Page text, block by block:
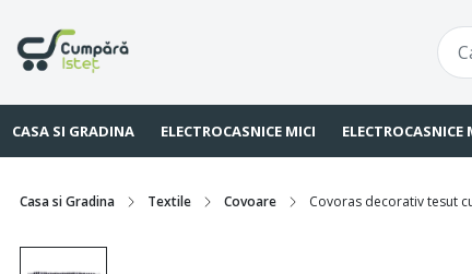
CASA SI GRADINA ELECTROCASNICE MICI ELECTROCASNICE
Casa si Gradina Textile Covoare Covoras decorativ tesut